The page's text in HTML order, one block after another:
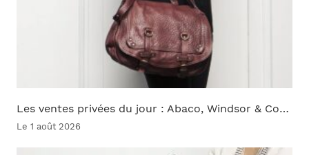
Les ventes privées du jour : Abaco, Windsor & Co…
Le 1 août 2026